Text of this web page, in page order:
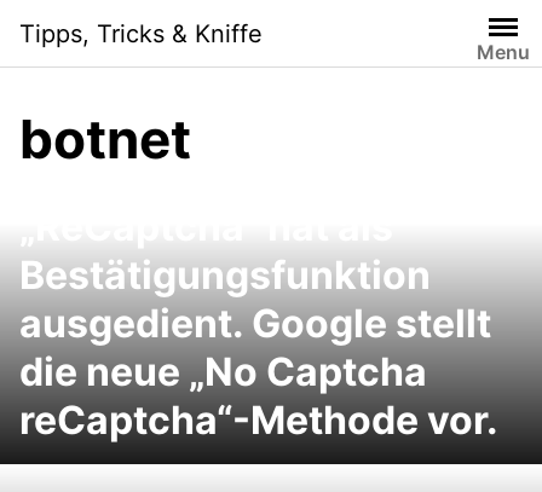
content
Tipps, Tricks & Kniffe
Menu
botnet
Bestätigungsfunktion
ausgedient. Google stellt
die neue „No Captcha
reCaptcha“-Methode vor.